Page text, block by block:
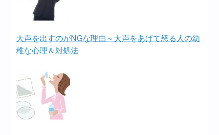
大声を出すのがNGな理由～大声をあげて怒る人の幼
稚な心理＆対処法